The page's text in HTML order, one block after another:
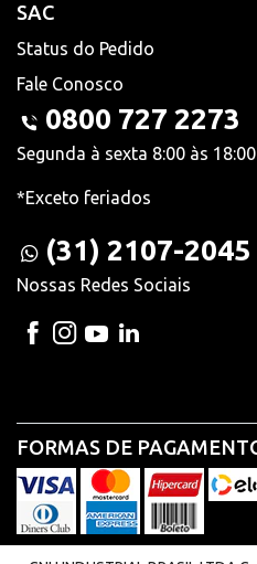
SAC
Status do Pedido
Fale Conosco
0800 727 2273
Segunda à sexta 8:00 às 18:00
*Exceto feriados
(31) 2107-2045
Nossas Redes Sociais
FORMAS DE